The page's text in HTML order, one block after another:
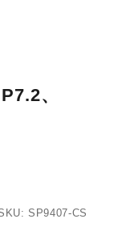
、
SP9407-CS